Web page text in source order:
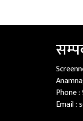
Phone :
Email :